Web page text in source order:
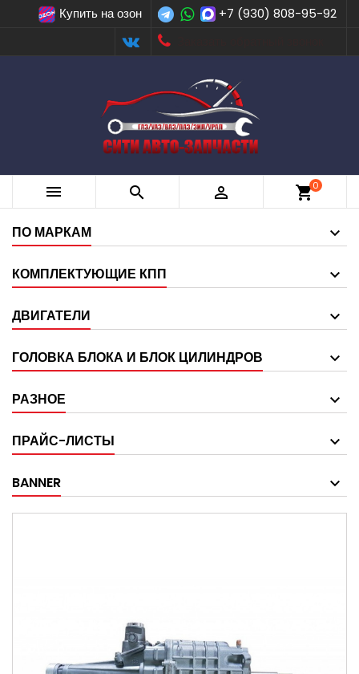
Купить на озон
+7 (930) 808-95-92
   shopping_cart0
ПО МАРКАМ
КОМПЛЕКТУЮЩИЕ КПП
ДВИГАТЕЛИ
ГОЛОВКА БЛОКА И БЛОК ЦИЛИНДРОВ
РАЗНОЕ
ПРАЙС-ЛИСТЫ
BANNER